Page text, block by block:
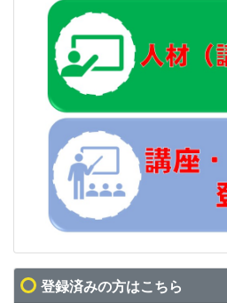
登録済みの方はこちら